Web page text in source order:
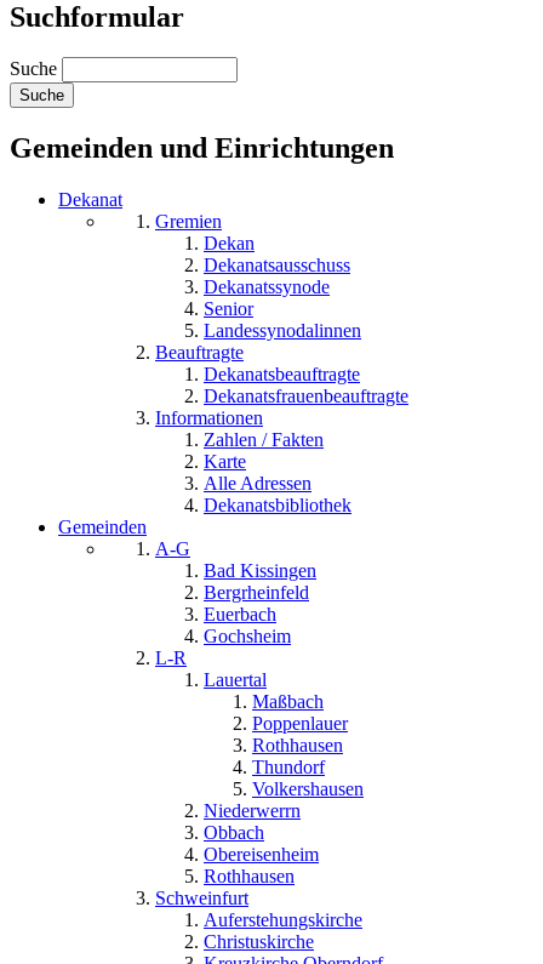
Suchformular
Suche
Gemeinden und Einrichtungen
Dekanat
Gremien
Dekan
Dekanatsausschuss
Dekanatssynode
Senior
Landessynodalinnen
Beauftragte
Dekanatsbeauftragte
Dekanatsfrauenbeauftragte
Informationen
Zahlen / Fakten
Karte
Alle Adressen
Dekanatsbibliothek
Gemeinden
A-G
Bad Kissingen
Bergrheinfeld
Euerbach
Gochsheim
L-R
Lauertal
Maßbach
Poppenlauer
Rothhausen
Thundorf
Volkershausen
Niederwerrn
Obbach
Obereisenheim
Rothhausen
Schweinfurt
Auferstehungskirche
Christuskirche